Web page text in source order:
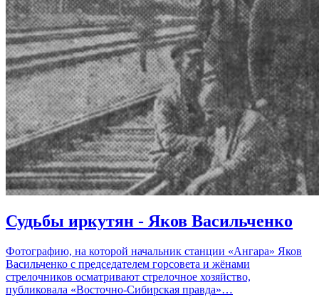
Судьбы иркутян - Яков Васильченко
Фотографию, на которой начальник станции «Ангара» Яков
Васильченко с председателем горсовета и жёнами
стрелочников осматривают стрелочное хозяйство,
публиковала «Восточно-Сибирская правда»…